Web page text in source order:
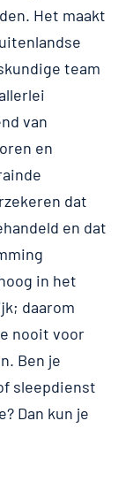
Het maakt
team
van
en
dat
en dat
in het
daarom
nooit voor
Ben je
sleepdienst
Dan kun je